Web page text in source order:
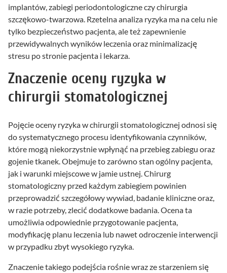
implantów, zabiegi periodontologiczne czy chirurgia
szczękowo-twarzowa. Rzetelna analiza ryzyka ma na celu nie
tylko bezpieczeństwo pacjenta, ale też zapewnienie
przewidywalnych wyników leczenia oraz minimalizację
stresu po stronie pacjenta i lekarza.
Znaczenie oceny ryzyka w
chirurgii stomatologicznej
Pojęcie oceny ryzyka w chirurgii stomatologicznej odnosi się
do systematycznego procesu identyfikowania czynników,
które mogą niekorzystnie wpłynąć na przebieg zabiegu oraz
gojenie tkanek. Obejmuje to zarówno stan ogólny pacjenta,
jak i warunki miejscowe w jamie ustnej. Chirurg
stomatologiczny przed każdym zabiegiem powinien
przeprowadzić szczegółowy wywiad, badanie kliniczne oraz,
w razie potrzeby, zlecić dodatkowe badania. Ocena ta
umożliwia odpowiednie przygotowanie pacjenta,
modyfikację planu leczenia lub nawet odroczenie interwencji
w przypadku zbyt wysokiego ryzyka.
Znaczenie takiego podejścia rośnie wraz ze starzeniem się